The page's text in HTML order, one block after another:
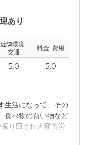
気です。 入居者は
。
ナ対策や衛生面に
。
ランスをしっかり
あり
近隣環境･
交通
料金･費用
5.0 5.0
生活になって、その
食べ物の買い物など
り回され大変苦労